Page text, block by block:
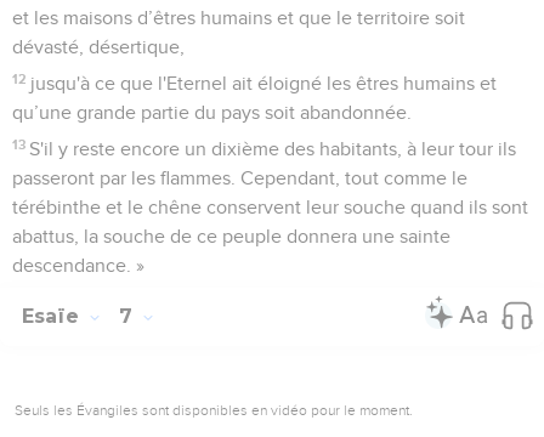
et les maisons d’êtres humains et que le territoire soit
dévasté, désertique,
12 jusqu'à ce que l'Eternel ait éloigné les êtres humains et
qu’une grande partie du pays soit abandonnée.
13 S'il y reste encore un dixième des habitants, à leur tour ils
passeront par les flammes. Cependant, tout comme le
térébinthe et le chêne conservent leur souche quand ils sont
abattus, la souche de ce peuple donnera une sainte
descendance. »
Esaïe 7
Seuls les Évangiles sont disponibles en vidéo pour le moment.